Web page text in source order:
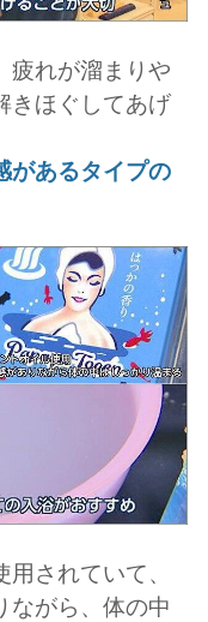
疲れが溜まりや
きほぐしてあげ
があるタイプの
されていて、
ながら、体の中